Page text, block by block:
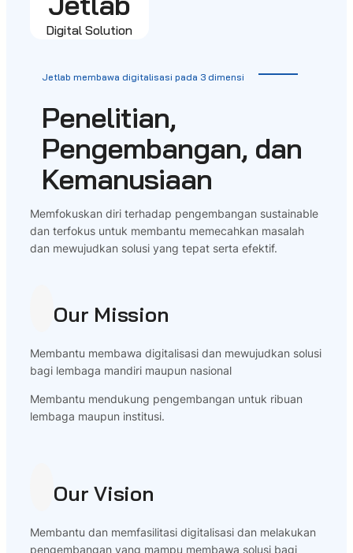
Digital Solution
Jetlab membawa digitalisasi pada 3 dimensi
Penelitian,
Pengembangan, dan
Kemanusiaan
Memfokuskan diri terhadap pengembangan sustainable
dan terfokus untuk membantu memecahkan masalah
dan mewujudkan solusi yang tepat serta efektif.
Our Mission
Membantu membawa digitalisasi dan mewujudkan solusi
bagi lembaga mandiri maupun nasional
Membantu mendukung pengembangan untuk ribuan
lembaga maupun institusi.
Our Vision
Membantu dan memfasilitasi digitalisasi dan melakukan
pengembangan yang mampu membawa solusi bagi